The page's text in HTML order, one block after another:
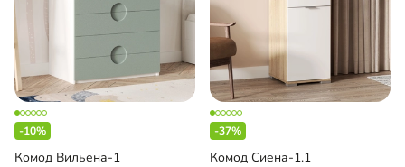
-10%
Комод Вильена-1
-37%
Комод Сиена-1.1